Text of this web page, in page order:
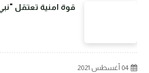
قوة امنية تعتقل
04 أغسطس 2021